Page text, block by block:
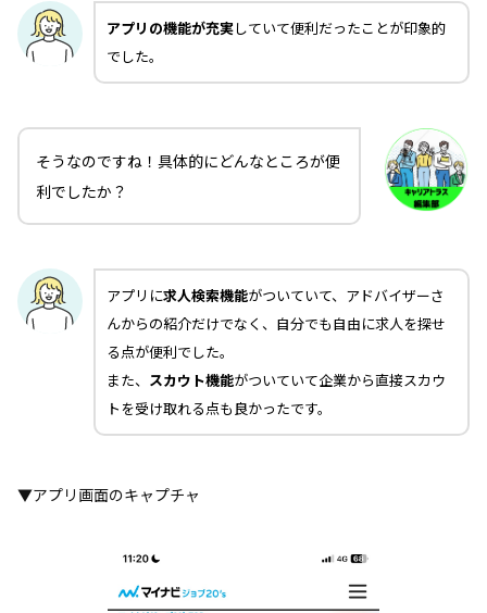
アプリの機能が充実していて便利だったことが印象的
でした。
そうなのですね！具体的にどんなところが便
利でしたか？
アプリに求人検索機能がついていて、アドバイザーさ
んからの紹介だけでなく、自分でも自由に求人を探せ
る点が便利でした。
また、 スカウト機能がついていて企業から直接スカウ
トを受け取れる点も良かったです。
▼アプリ画面のキャプチャ